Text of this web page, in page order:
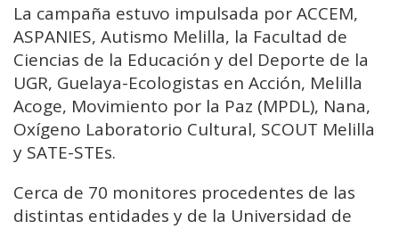
La campaña estuvo impulsada por ACCEM,
ASPANIES, Autismo Melilla, la Facultad de
Ciencias de la Educación y del Deporte de la
UGR, Guelaya-Ecologistas en Acción, Melilla
Acoge, Movimiento por la Paz (MPDL), Nana,
Oxígeno Laboratorio Cultural, SCOUT Melilla
y SATE-STEs.
Cerca de 70 monitores procedentes de las
distintas entidades y de la Universidad de